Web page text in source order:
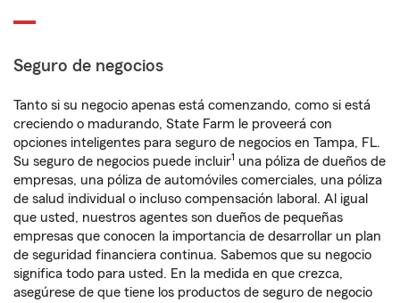
Seguro de negocios
Tanto si su negocio apenas está comenzando, como si está
creciendo o madurando, State Farm le proveerá con
opciones inteligentes para seguro de negocios en Tampa, FL.
Su seguro de negocios puede incluir1 una póliza de dueños de
empresas, una póliza de automóviles comerciales, una póliza
de salud individual o incluso compensación laboral. Al igual
que usted, nuestros agentes son dueños de pequeñas
empresas que conocen la importancia de desarrollar un plan
de seguridad financiera continua. Sabemos que su negocio
significa todo para usted. En la medida en que crezca,
asegúrese de que tiene los productos de seguro de negocio